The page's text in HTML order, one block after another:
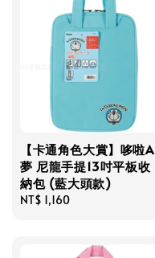
【卡通角色大賞】哆啦A
夢 尼龍手提13吋平板收
納包 (藍大頭款)
Regular
NT$ 1,160